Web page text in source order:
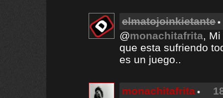
elmatojoinkietante
@monachitafrita,
que esta sufriendo
es un juego..
monachitafrita